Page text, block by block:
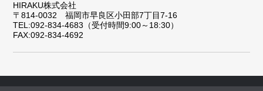
HIRAKU株式会社
〒814-0032 福岡市早良区小田部7丁目7-16
TEL:092-834-4683（受付時間9:00～18:30）
FAX:092-834-4692